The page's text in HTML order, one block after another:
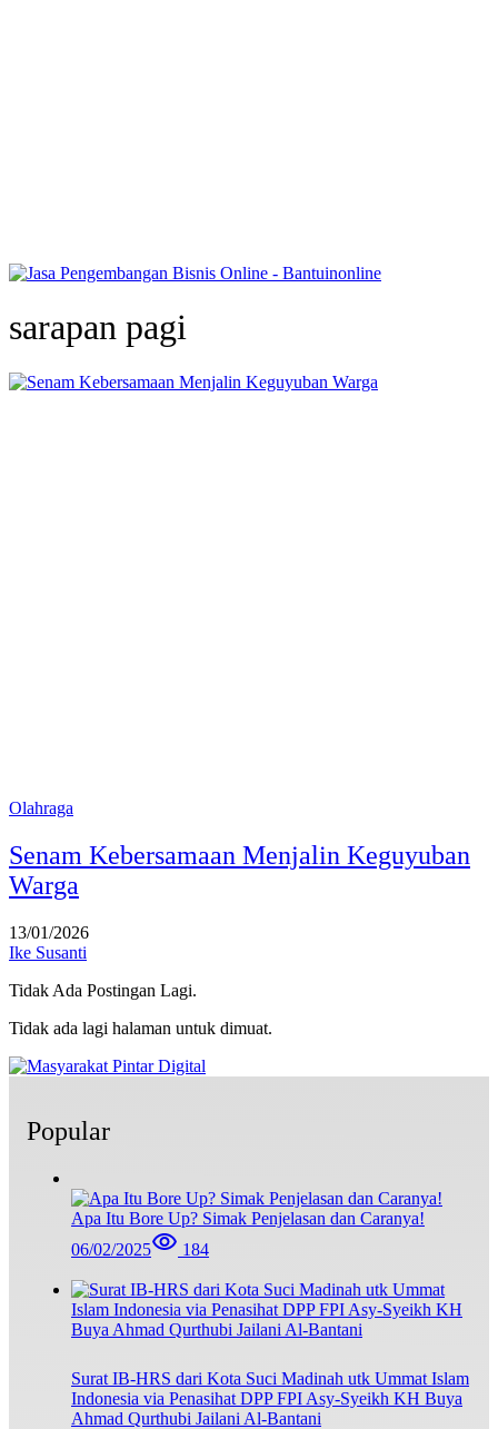
sarapan pagi
Olahraga
Senam Kebersamaan Menjalin Keguyuban
Warga
13/01/2026
Ike Susanti
Tidak Ada Postingan Lagi.
Tidak ada lagi halaman untuk dimuat.
Popular
Apa Itu Bore Up? Simak Penjelasan dan Caranya!
06/02/2025
184
Surat IB-HRS dari Kota Suci Madinah utk Ummat Islam
Indonesia via Penasihat DPP FPI Asy-Syeikh KH Buya
Ahmad Qurthubi Jailani Al-Bantani